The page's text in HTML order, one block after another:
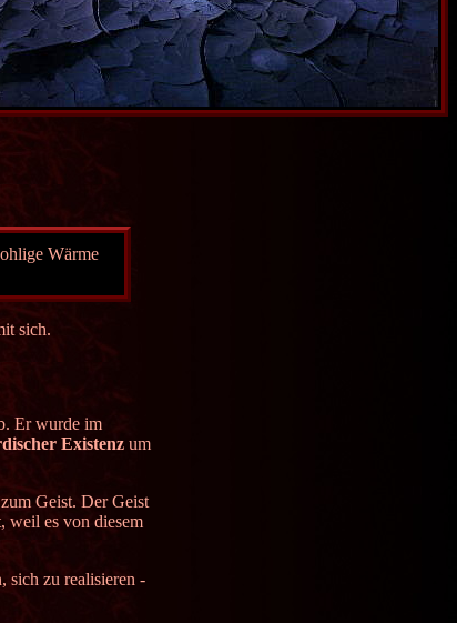
Wärme
sich.
Er wurde im
Existenz um
Geist. Der Geist
weil es von diesem
sich zu realisieren -